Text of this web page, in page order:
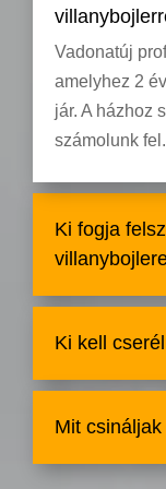
Vadonatúj
amelyhez 2
jár. A házhoz
számolunk fel.
Ki fogja
Ki kell
Mit